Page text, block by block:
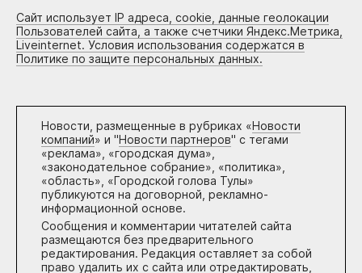
Сайт использует IP адреса, cookie, данные геолокации
Пользователей сайта, а также счетчики Яндекс.Метрика,
Liveinternet. Условия использования содержатся в
Политике по защите персональных данных.
Новости, размещенные в рубриках «Новости
компаний» и "Новости партнеров" с тегами
«реклама», «городская дума»,
«законодательное собрание», «политика»,
«область», «Городской голова Тулы»
публикуются на договорной, рекламно-
информационной основе.
Сообщения и комментарии читателей сайта
размещаются без предварительного
редактирования. Редакция оставляет за собой
право удалить их с сайта или отредактировать,